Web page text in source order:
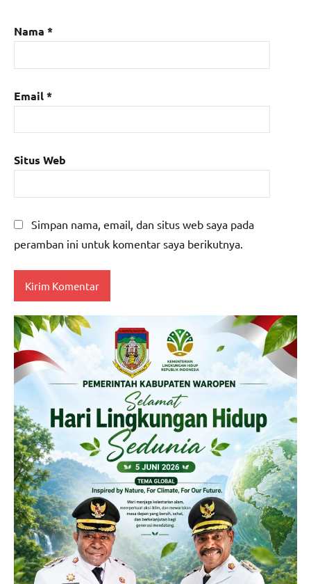
Nama *
Email*
Situs Web
Simpan nama, email, dan situs web saya pada
peramban ini untuk komentar saya berikutnya.